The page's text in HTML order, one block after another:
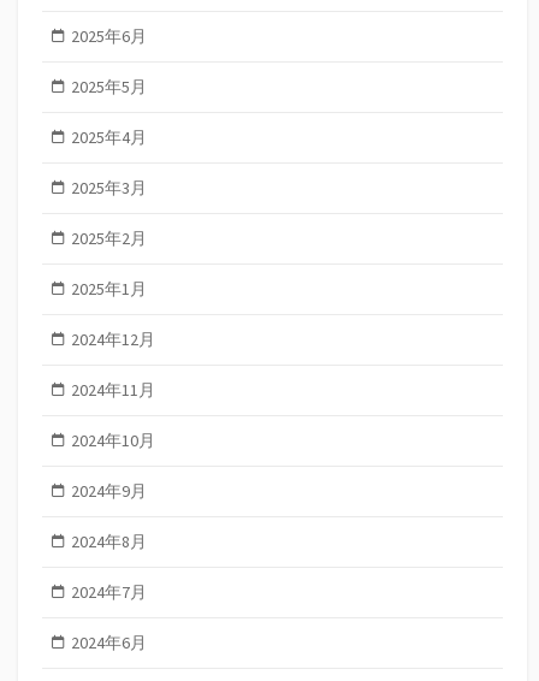
2025年6月
2025年5月
2025年4月
2025年3月
2025年2月
2025年1月
2024年12月
2024年11月
2024年10月
2024年9月
2024年8月
2024年7月
2024年6月